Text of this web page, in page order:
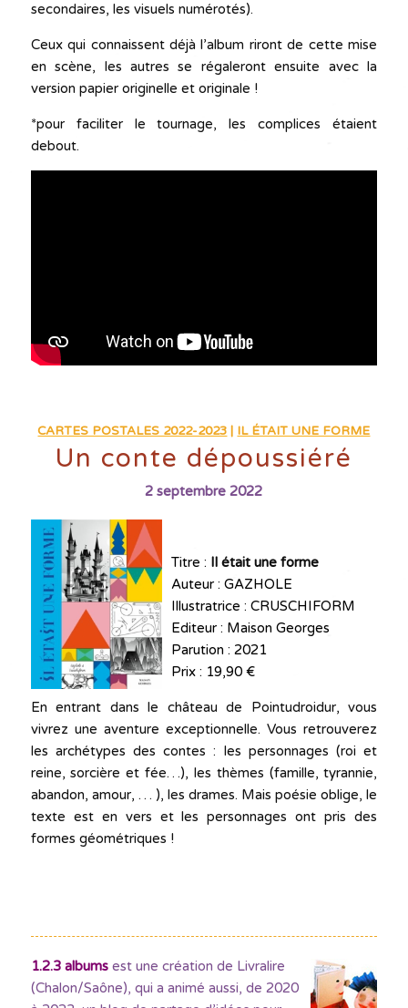
secondaires, les visuels numérotés).
Ceux qui connaissent déjà l’album riront de cette mise
en scène, les autres se régaleront ensuite avec la
version papier originelle et originale !
*pour faciliter le tournage, les complices étaient
debout.
CARTES POSTALES 2022-2023 IL ÉTAIT UNE FORME
Un conte dépoussiéré
2 septembre 2022
Titre : Il était une forme
Auteur : GAZHOLE
Illustratrice : CRUSCHIFORM
Editeur : Maison Georges
Parution : 2021
Prix : 19,90 €
En entrant dans le château de Pointudroidur, vous
vivrez une aventure exceptionnelle. Vous retrouverez
les archétypes des contes : les personnages (roi et
reine, sorcière et fée…), les thèmes (famille, tyrannie,
abandon, amour, … ), les drames. Mais poésie oblige, le
texte est en vers et les personnages ont pris des
formes géométriques !
1.2.3 albumsest une création de Livralire
(Chalon/Saône), qui a animé aussi, de 2020